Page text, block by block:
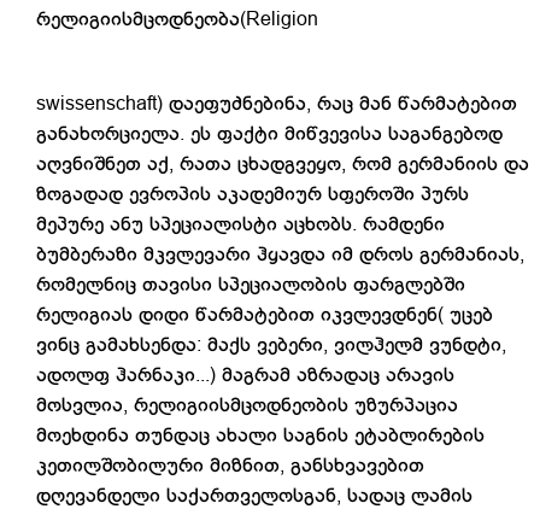
რელიგიისმცოდნეობა(Religion
swissenschaft) დაეფუძნებინა, რაც მან წარმატებით
განახორციელა. ეს ფაქტი მიწვევისა საგანგებოდ
აღვნიშნეთ აქ, რათა ცხადგვეყო, რომ გერმანიის და
ზოგადად ევროპის აკადემიურ სფეროში პურს
მეპურე ანუ სპეციალისტი აცხობს. რამდენი
ბუმბერაზი მკვლევარი ჰყავდა იმ დროს გერმანიას,
რომელნიც თავისი სპეციალობის ფარგლებში
რელიგიას დიდი წარმატებით იკვლევდნენ( უცებ
ვინც გამახსენდა: მაქს ვებერი, ვილჰელმ ვუნდტი,
ადოლფ ჰარნაკი...) მაგრამ აზრადაც არავის
მოსვლია, რელიგიისმცოდნეობის უზურპაცია
მოეხდინა თუნდაც ახალი საგნის ეტაბლირების
კეთილშობილური მიზნით, განსხვავებით
დღევანდელი საქართველოსგან, სადაც ლამის